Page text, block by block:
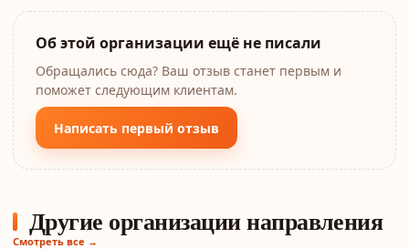
Об этой организации ещё не писали
Обращались сюда? Ваш отзыв станет первым и
поможет следующим клиентам.
Написать первый отзыв
Другие организации направления
Смотреть все →